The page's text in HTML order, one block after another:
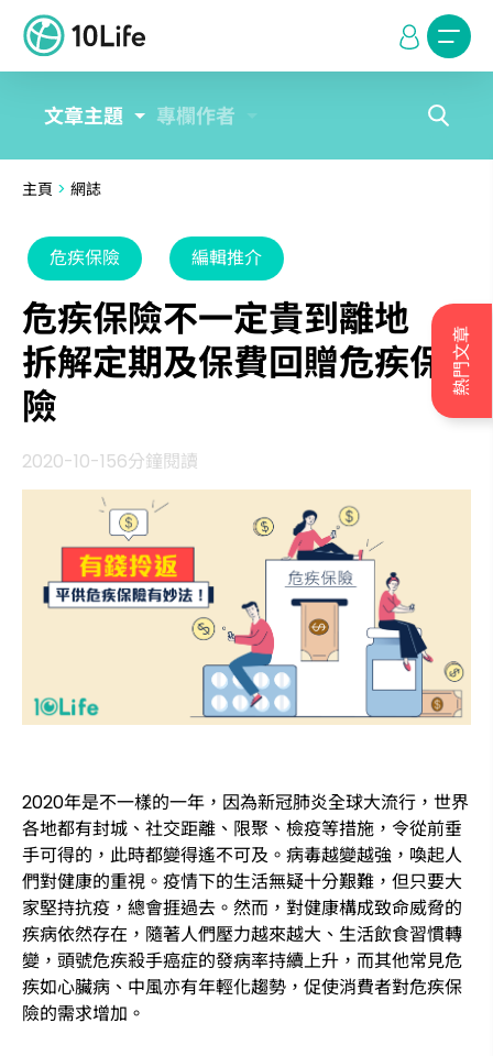
熱門文章
文章主題 專欄作者
主頁 > 網誌
危疾保險 編輯推介
危疾保險不一定貴到離地
拆解定期及保費回贈危疾保
險
2020-10-156分鐘閱讀
2020年是不一樣的一年，因為新冠肺炎全球大流行，世界
各地都有封城、社交距離、限聚、檢疫等措施，令從前垂
手可得的，此時都變得遙不可及。病毒越變越強，喚起人
們對健康的重視。疫情下的生活無疑十分艱難，但只要大
家堅持抗疫，總會捱過去。然而，對健康構成致命威脅的
疾病依然存在，隨著人們壓力越來越大、生活飲食習慣轉
變，頭號危疾殺手癌症的發病率持續上升，而其他常見危
疾如心臟病、中風亦有年輕化趨勢，促使消費者對危疾保
險的需求增加。